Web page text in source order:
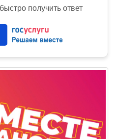
получить ответ